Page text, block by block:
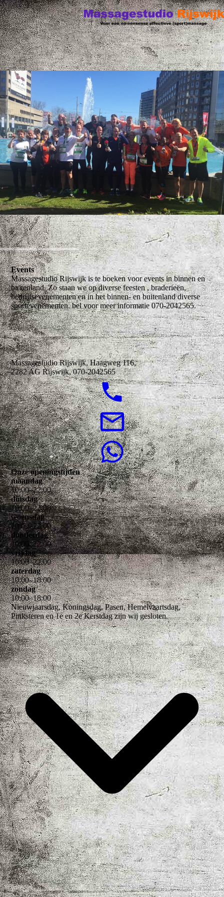
Events
Massagestudio Rijswijk is te boeken voor events in binnen en
buitenland. Zo staan we op diverse feesten , braderieën,
bedrijfsevenementen en in het binnen- en buitenland diverse
sportevenementen. bel voor meer informatie 070-2042565.
Massagestudio Rijswijk, Haagweg 116,
2282 AG Rijswijk, 070-2042565
Onze openingstijden
maandag
10:00–22:00
dinsdag
10:00–22:00
woensdag
10:00–22:00
donderdag
10: 00–22:00
vrijdag
10:00–22:00
zaterdag
10:00–18:00
zondag
10:00–18:00
Nieuwjaarsdag, Koningsdag, Pasen, Hemelvaartsdag,
Pinksteren en 1e en 2e Kerstdag zijn wij gesloten.